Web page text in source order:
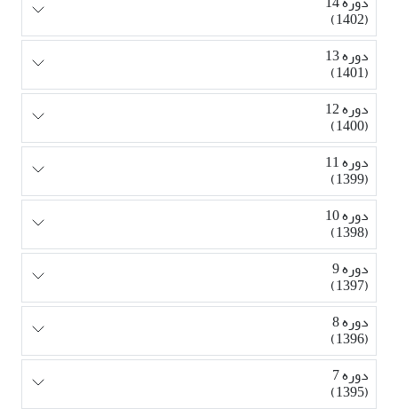
(1402)
دوره 13
(1401)
دوره 12
(1400)
دوره 11
(1399)
دوره 10
(1398)
دوره 9
(1397)
دوره 8
(1396)
دوره 7
(1395)